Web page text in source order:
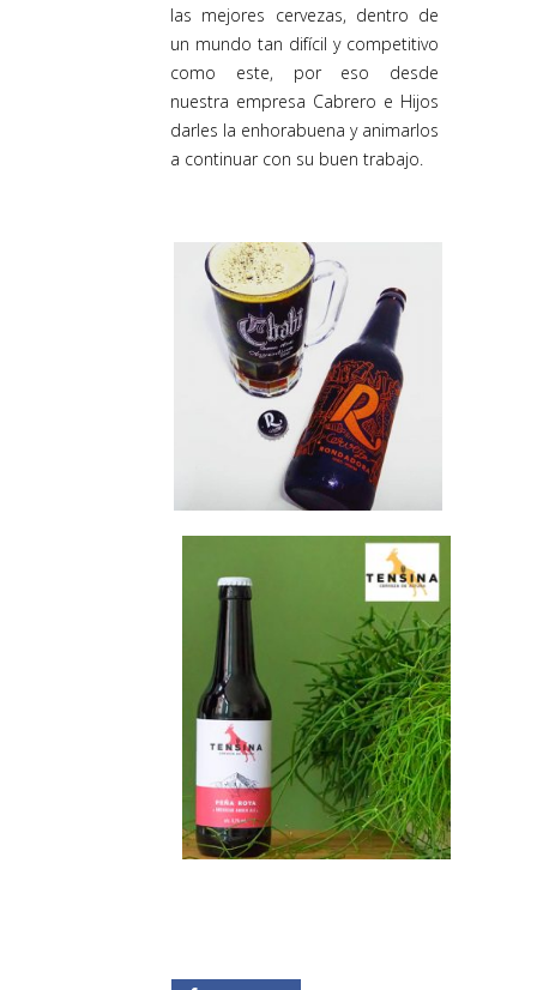
las mejores cervezas, dentro de
un mundo tan difícil y competitivo
como este, por eso desde
nuestra empresa Cabrero e Hijos
darles la enhorabuena y animarlos
a continuar con su buen trabajo.